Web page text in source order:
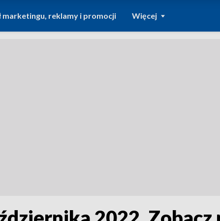
marketingu, reklamy i promocji Więcej